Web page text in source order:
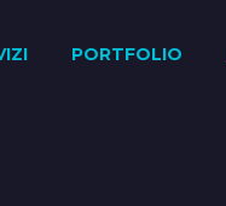
PORTFOLIO